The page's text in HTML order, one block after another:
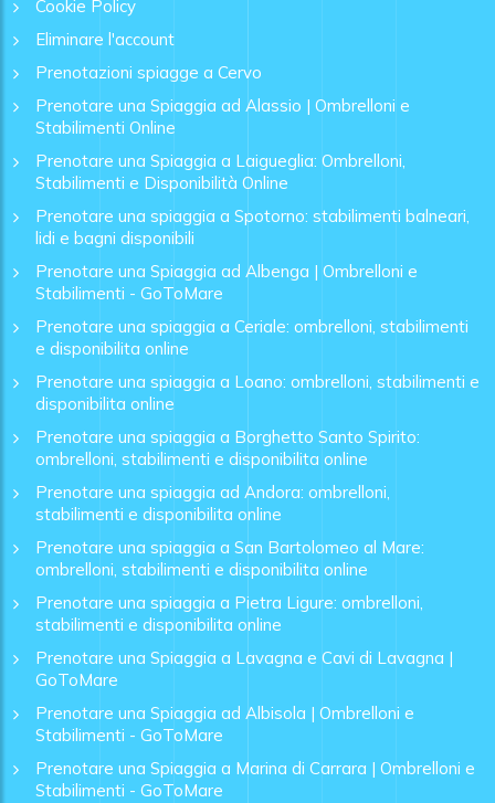
Cookie Policy
Eliminare l'account
Prenotazioni spiagge a Cervo
Prenotare una Spiaggia ad Alassio | Ombrelloni e
Stabilimenti Online
Prenotare una Spiaggia a Laigueglia: Ombrelloni,
Stabilimenti e Disponibilità Online
Prenotare una spiaggia a Spotorno: stabilimenti balneari,
lidi e bagni disponibili
Prenotare una Spiaggia ad Albenga | Ombrelloni e
Stabilimenti - GoToMare
Prenotare una spiaggia a Ceriale: ombrelloni, stabilimenti
e disponibilita online
Prenotare una spiaggia a Loano: ombrelloni, stabilimenti e
disponibilita online
Prenotare una spiaggia a Borghetto Santo Spirito:
ombrelloni, stabilimenti e disponibilita online
Prenotare una spiaggia ad Andora: ombrelloni,
stabilimenti e disponibilita online
Prenotare una spiaggia a San Bartolomeo al Mare:
ombrelloni, stabilimenti e disponibilita online
Prenotare una spiaggia a Pietra Ligure: ombrelloni,
stabilimenti e disponibilita online
Prenotare una Spiaggia a Lavagna e Cavi di Lavagna |
GoToMare
Prenotare una Spiaggia ad Albisola | Ombrelloni e
Stabilimenti - GoToMare
Prenotare una Spiaggia a Marina di Carrara | Ombrelloni e
Stabilimenti - GoToMare